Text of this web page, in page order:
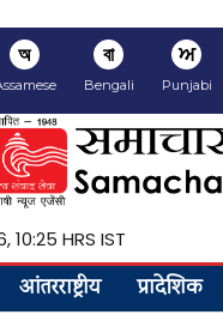
অ বা
Bengali
ਅ
Punjabi
10:25 HRS IST
आंतरराष्ट्रीय प्रादेशिक